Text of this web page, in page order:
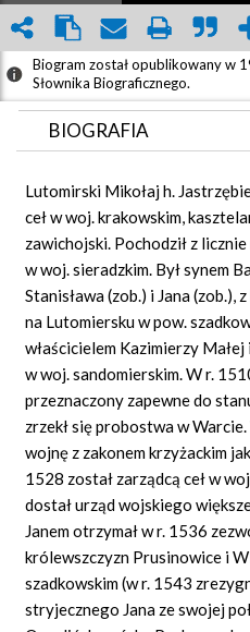
Biogram został opublikowany w
Słownika Biograficznego.
BIOGRAFIA
ZDJĘCIA (1)
GRAF POWIĄZAŃ
DYSKUSJA
Mapa
Lutomirski Mikołaj h.
ceł w woj. krakowskim,
zawichojski. Pochodził z
w woj. sieradzkim. Był synem
Stanisława (zob.) i Jana (zob.),
na Lutomiersku w pow.
właścicielem Kazimierzy
w woj. sandomierskim. W r.
przeznaczony zapewne do
zrzekł się probostwa w
wojnę z zakonem krzyżackim
1528 został zarządcą ceł w
dostał urząd wojskiego
Janem otrzymał w r. 1536
królewszczyzn Prusinowice i
szadkowskim (w r. 1543
stryjecznego Jana ze swojej